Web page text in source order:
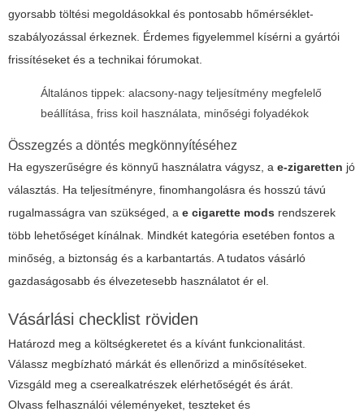
gyorsabb töltési megoldásokkal és pontosabb hőmérséklet-
szabályozással érkeznek. Érdemes figyelemmel kísérni a gyártói
frissítéseket és a technikai fórumokat.
Általános tippek: alacsony-nagy teljesítmény megfelelő
beállítása, friss koil használata, minőségi folyadékok
Összegzés a döntés megkönnyítéséhez
Ha egyszerűségre és könnyű használatra vágysz, a e-zigaretten jó
választás. Ha teljesítményre, finomhangolásra és hosszú távú
rugalmasságra van szükséged, a e cigarette mods rendszerek
több lehetőséget kínálnak. Mindkét kategória esetében fontos a
minőség, a biztonság és a karbantartás. A tudatos vásárló
gazdaságosabb és élvezetesebb használatot ér el.
Vásárlási checklist röviden
Határozd meg a költségkeretet és a kívánt funkcionalitást.
Válassz megbízható márkát és ellenőrizd a minősítéseket.
Vizsgáld meg a cserealkatrészek elérhetőségét és árát.
Olvass felhasználói véleményeket, teszteket és